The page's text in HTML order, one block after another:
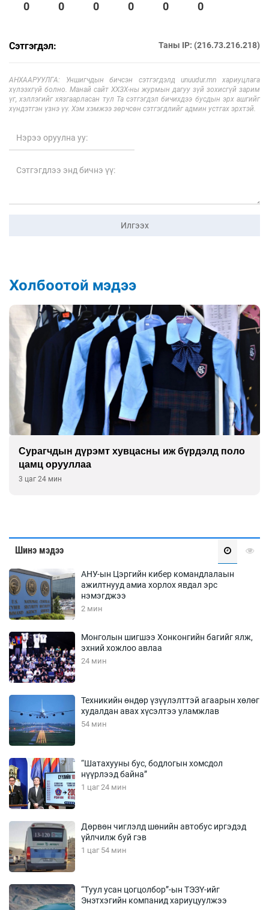
0 0 0 0 0 0
Сэтгэгдэл: Таны IP: (216.73.216.218)
АНХААРУУЛГА: Уншигчдын бичсэн сэтгэгдэлд unuudur.mn хариуцлага
хүлээхгүй болно. Манай сайт ХХЗХ-ны журмын дагуу зүй зохисгүй зарим
үг, хэллэгийг хязгаарласан тул Та сэтгэгдэл бичихдээ бусдын эрх ашгийг
хүндэтгэн үзнэ үү. Хэм хэмжээ зөрчсөн сэтгэгдлийг админ устгах эрхтэй.
Илгээх
Холбоотой мэдээ
Сурагчдын дүрэмт хувцасны иж бүрдэлд поло
цамц орууллаа
3 цаг 24 мин
Шинэ мэдээ
АНУ-ын Цэргийн кибер командлалаын
ажилтнууд амиа хорлох явдал эрс
нэмэгджээ
2 мин
Монголын шигшээ Хонконгийн багийг ялж,
эхний хожлоо авлаа
24 мин
Техникийн өндөр үзүүлэлттэй агаарын хөлөг
худалдан авах хүсэлтээ уламжлав
54 мин
“Шатахууны бус, бодлогын хомсдол
нүүрлээд байна”
1 цаг 24 мин
Дөрвөн чиглэлд шөнийн автобус иргэдэд
үйлчилж буй гэв
1 цаг 54 мин
“Туул усан цогцолбор”-ын ТЭЗҮ-ийг
Энэтхэгийн компанид хариуцуулжээ